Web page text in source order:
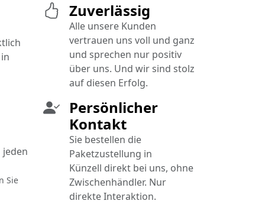
Persönlicher
Kontakt
Sie bestellen die
Paketzustellung in
Künzell direkt bei uns, ohne
Zwischenhändler. Nur
direkte Interaktion.
jeden
Sie
Zuverlässig
Alle unsere Kunden
vertrauen uns voll und ganz
und sprechen nur positiv
über uns. Und wir sind stolz
auf diesen Erfolg.